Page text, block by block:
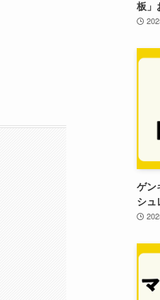
板」
ゲン
シュ